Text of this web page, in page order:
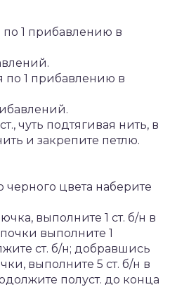
по 1 прибавлению в
по 1 прибавлению в
чуть подтягивая нить, в
и закрепите петлю.
цвета наберите
выполните 1 ст. б/н в
выполните 1
ст. б/н; добравшись
выполните 5 ст. б/н в
полуст. до конца